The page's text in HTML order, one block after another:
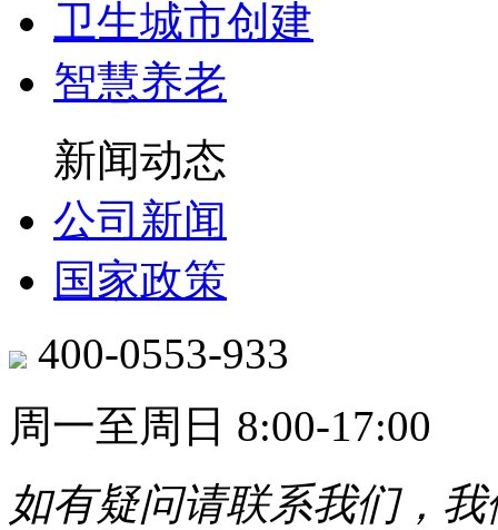
卫生城市创建
智慧养老
新闻动态
公司新闻
国家政策
400-0553-933
周一至周日 8:00-17:00
如有疑问请联系我们，